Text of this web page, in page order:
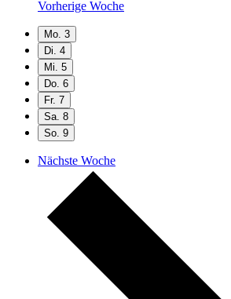
Vorherige Woche
Mo. 3
Di. 4
Mi. 5
Do. 6
Fr. 7
Sa. 8
So. 9
Nächste Woche